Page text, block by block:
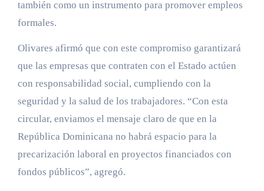
también como un instrumento para promover empleos
formales.
Olivares afirmó que con este compromiso garantizará
que las empresas que contraten con el Estado actúen
con responsabilidad social, cumpliendo con la
seguridad y la salud de los trabajadores. “Con esta
circular, enviamos el mensaje claro de que en la
República Dominicana no habrá espacio para la
precarización laboral en proyectos financiados con
fondos públicos”, agregó.